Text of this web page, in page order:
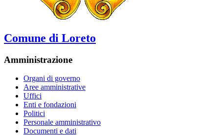
Comune di Loreto
Amministrazione
Organi di governo
Aree amministrative
Uffici
Enti e fondazioni
Politici
Personale amministrativo
Documenti e dati